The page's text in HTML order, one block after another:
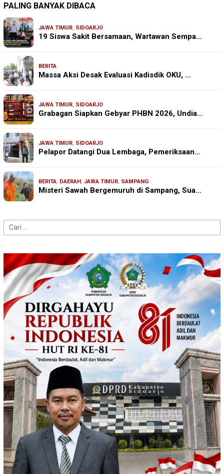
PALING BANYAK DIBACA
JAWA TIMUR, SIDOARJO
19 Siswa Sakit Bersamaan, Wartawan Sempa…
BERITA
Massa Aksi Desak Evaluasi Kadisdik OKU, …
JAWA TIMUR, SIDOARJO
Grabagan Siapkan Gebyar PHBN 2026, Undia…
JAWA TIMUR, SIDOARJO
Pelapor Datangi Dua Lembaga, Pemeriksaan…
BERITA, DAERAH, JAWA TIMUR, SAMPANG
Misteri Sawah Bergemuruh di Sampang, Sua…
Cari
untuk: